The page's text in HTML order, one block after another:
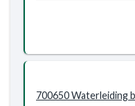
700650 Waterleiding